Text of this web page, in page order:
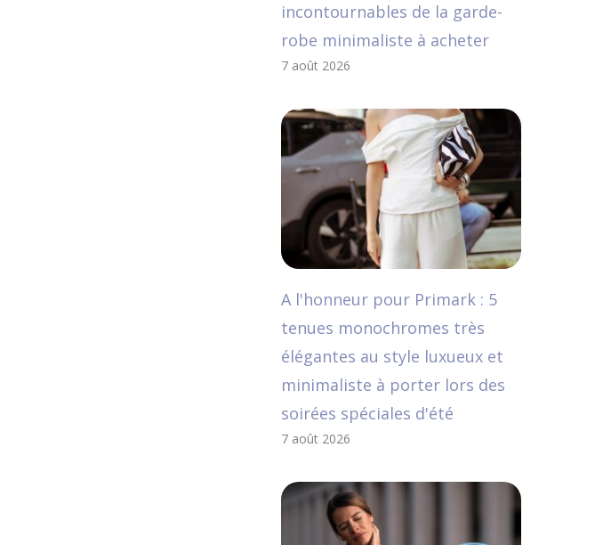
incontournables de la garde-
robe minimaliste à acheter
7 août 2026
A l'honneur pour Primark : 5
tenues monochromes très
élégantes au style luxueux et
minimaliste à porter lors des
soirées spéciales d'été
7 août 2026